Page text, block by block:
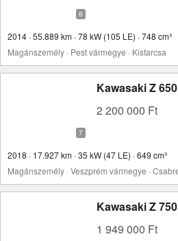
2014 · 55.889 km · 78 kW (105 LE) · 748 cm³
Magánszemély · Pest vármegye · Kistarcsa
Kawasaki Z 650
2 200 000 Ft
2018 · 17.927 km · 35 kW (47 LE) · 649 cm³
Magánszemély · Veszprém vármegye ·
Kawasaki Z
1 949 000 Ft